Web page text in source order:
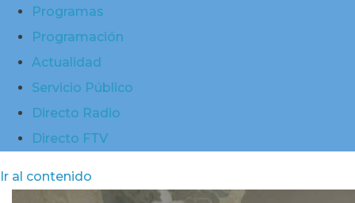
Programas
Programación
Actualidad
Servicio Público
Directo Radio
Directo FTV
Ir al contenido